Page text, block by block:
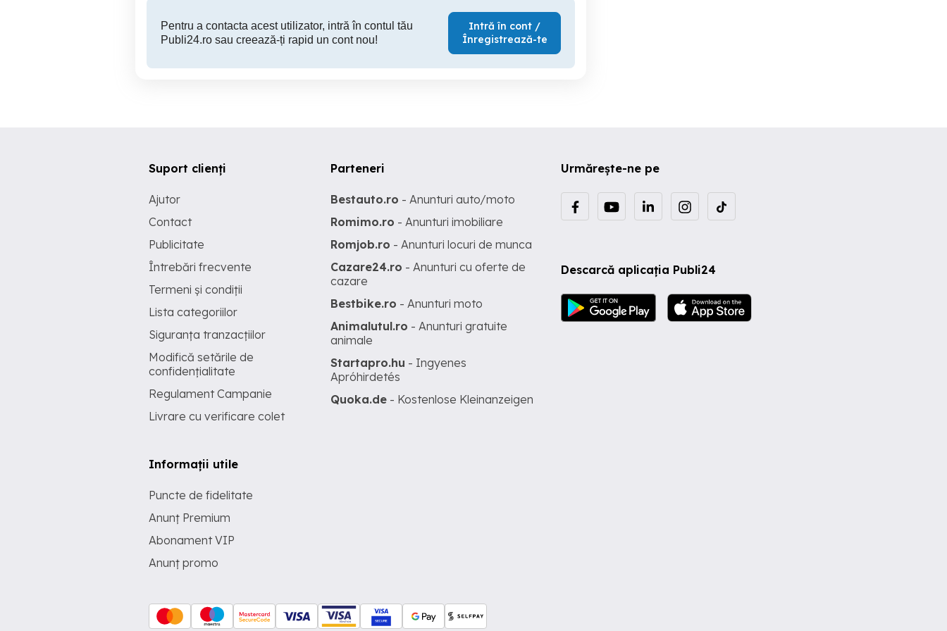
Pentru a contacta acest utilizator, intră în contul tău
Publi24.ro sau creează-ți rapid un cont nou!
Intră în cont /
Înregistrează-te
Urmărește-ne pe
Descarcă aplicația Publi24
Suport clienți
Ajutor
Contact
Publicitate
Întrebări frecvente
Termeni și condiții
Lista categoriilor
Siguranța tranzacțiilor
Modifică setările de
confidențialitate
Regulament Campanie
Livrare cu verificare colet
Informații utile
Puncte de fidelitate
Anunț Premium
Abonament VIP
Anunț promo
Parteneri
Bestauto.ro - Anunturi auto/moto
Romimo.ro - Anunturi imobiliare
Romjob.ro - Anunturi locuri de munca
Cazare24.ro - Anunturi cu oferte de
cazare
Bestbike.ro - Anunturi moto
Animalutul.ro - Anunturi gratuite
animale
Startapro.hu - Ingyenes
Apróhirdetés
Quoka.de - Kostenlose Kleinanzeigen